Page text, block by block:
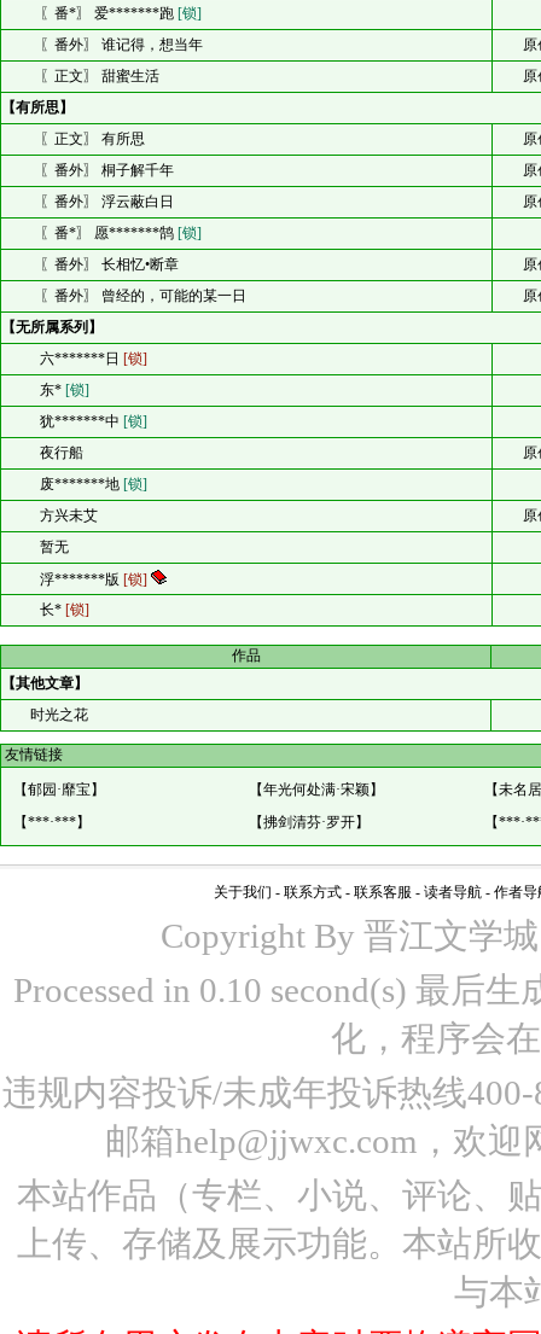
〖番*〗 爱*******跑 [锁]
〖番外〗 谁记得，想当年
原
〖正文〗 甜蜜生活
原
【有所思】
〖正文〗 有所思
原
〖番外〗 桐子解千年
原
〖番外〗 浮云蔽白日
原
〖番*〗 愿*******鹄 [锁]
〖番外〗 长相忆•断章
原
〖番外〗 曾经的，可能的某一日
原
【无所属系列】
六*******日 [锁]
东* [锁]
犹*******中 [锁]
夜行船
原
废*******地 [锁]
方兴未艾
原
暂无
浮*******版 [锁]
长* [锁]
作品
【其他文章】
时光之花
友情链接
【郁园·靡宝 】 【年光何处满·宋颖】 【未名
【***·***】 【拂剑清芬·罗开】 【
关于我们 - 联系方式 - 联系客服 - 读者导航 - 作者导
Copyright By 晋江文学
Processed in 0.10 second(s) 最后
化，程序会
违规内容投诉/未成年投诉热线
邮箱help@jjwxc.com，欢
本站作品（专栏、小说、评论、
上传、存储及展示功能。本站所
与本